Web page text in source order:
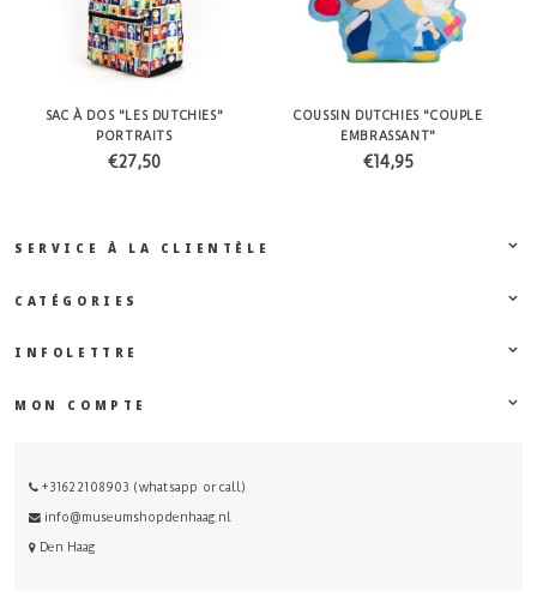
SAC À DOS "LES DUTCHIES"
PORTRAITS
€27,50
COUSSIN DUTCHIES "COUPLE
EMBRASSANT"
€14,95
SERVICE À LA CLIENTÈLE
CATÉGORIES
INFOLETTRE
MON COMPTE
+31622108903 (whatsapp or call)
info@museumshopdenhaag.nl
Den Haag